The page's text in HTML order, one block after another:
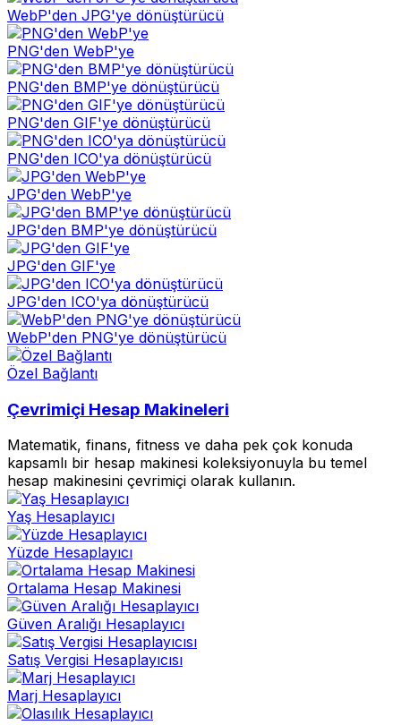
WebP'den JPG'ye dönüştürücü
PNG'den WebP'ye
PNG'den BMP'ye dönüştürücü
PNG'den GIF'ye dönüştürücü
PNG'den ICO'ya dönüştürücü
JPG'den WebP'ye
JPG'den BMP'ye dönüştürücü
JPG'den GIF'ye
JPG'den ICO'ya dönüştürücü
WebP'den PNG'ye dönüştürücü
Özel Bağlantı
Çevrimiçi Hesap Makineleri
Matematik, finans, fitness ve daha pek çok konuda
kapsamlı bir hesap makinesi koleksiyonuyla bu temel
hesap makinesini çevrimiçi olarak kullanın.
Yaş Hesaplayıcı
Yüzde Hesaplayıcı
Ortalama Hesap Makinesi
Güven Aralığı Hesaplayıcı
Satış Vergisi Hesaplayıcısı
Marj Hesaplayıcı